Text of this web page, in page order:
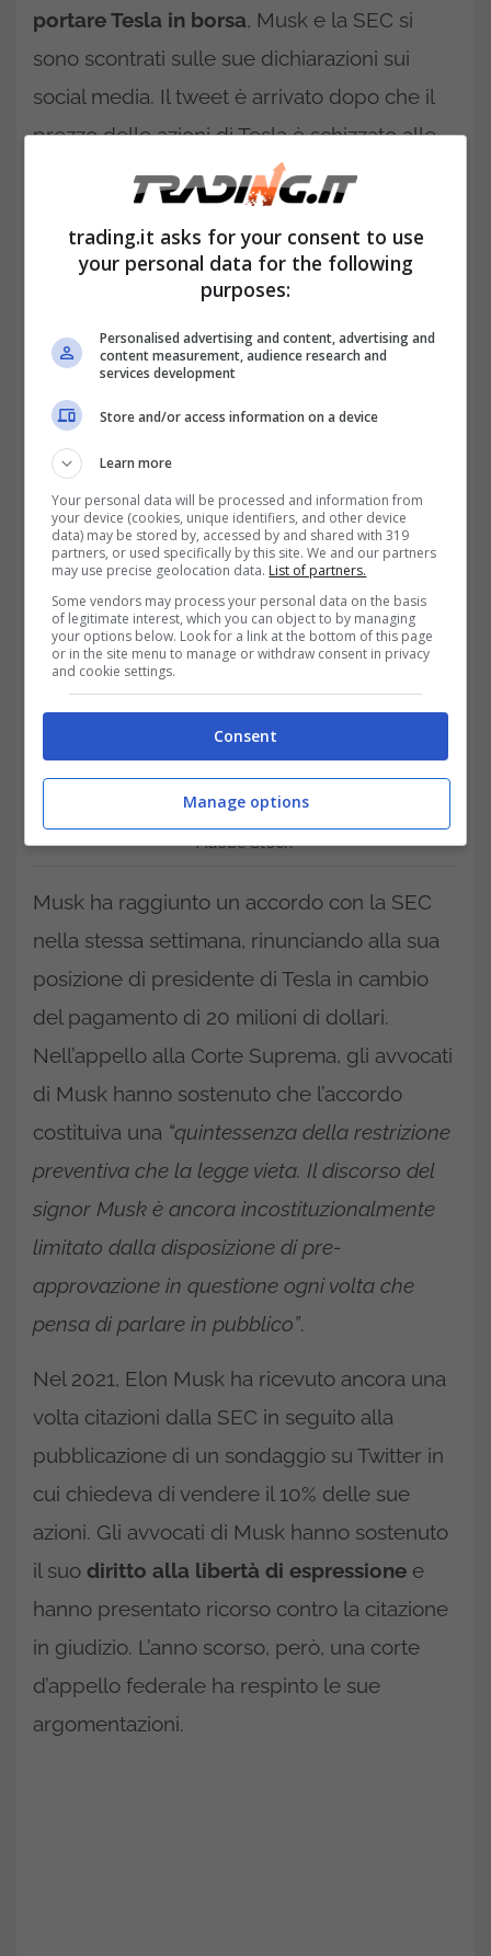
portare Tesla in borsa, Musk e la SEC si
sono scontrati sulle sue dichiarazioni sui
social media. Il tweet è arrivato dopo che il
prezzo delle azioni di Tesla è schizzato alle
stelle, costringendo la SEC a denunciare
l’azienda per aver ingannato gli investitori.
Adobe Stock
Musk ha raggiunto un accordo con la SEC
nella stessa settimana, rinunciando alla sua
posizione di presidente di Tesla in cambio
del pagamento di 20 milioni di dollari.
Nell’appello alla Corte Suprema, gli avvocati
di Musk hanno sostenuto che l’accordo
costituiva una “quintessenza della restrizione
preventiva che la legge vieta. Il discorso del
signor Musk è ancora incostituzionalmente
limitato dalla disposizione di pre-
approvazione in questione ogni volta che
pensa di parlare in pubblico”.
Nel 2021, Elon Musk ha ricevuto ancora una
volta citazioni dalla SEC in seguito alla
pubblicazione di un sondaggio su Twitter in
cui chiedeva di vendere il 10% delle sue
azioni. Gli avvocati di Musk hanno sostenuto
il suo diritto alla libertà di espressione e
hanno presentato ricorso contro la citazione
in giudizio. L’anno scorso, però, una corte
d’appello federale ha respinto le sue
argomentazioni.
trading.it asks for your consent to use
your personal data for the following
purposes:
Personalised advertising and content, advertising and
content measurement, audience research and
services development
Store and/or access information on a device
Learn more
Your personal data will be processed and information from
your device (cookies, unique identifiers, and other device
data) may be stored by, accessed by and shared with 319
partners, or used specifically by this site. We and our partners
may use precise geolocation data. List of partners.
Some vendors may process your personal data on the basis
of legitimate interest, which you can object to by managing
your options below. Look for a link at the bottom of this page
or in the site menu to manage or withdraw consent in privacy
and cookie settings.
Consent
Manage options